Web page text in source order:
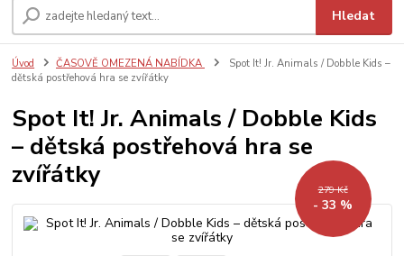
Hledat
Úvod ČASOVĚ OMEZENÁ NABÍDKA
Spot It! Jr. Animals / Dobble Kids –
dětská postřehová hra se zvířátky
Spot It! Jr. Animals / Dobble Kids
– dětská postřehová hra se
zvířátky
279 Kč
- 33 %